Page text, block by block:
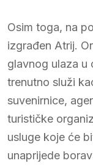
Osim toga, na
izgrađen Atrij.
glavnog ulaza u
trenutno služi
suvenirnice,
turističke
usluge koje će
unaprijede